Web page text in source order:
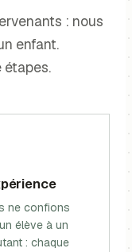
: nous
enfant.
étapes.
ne confions
élève à un
: chaque